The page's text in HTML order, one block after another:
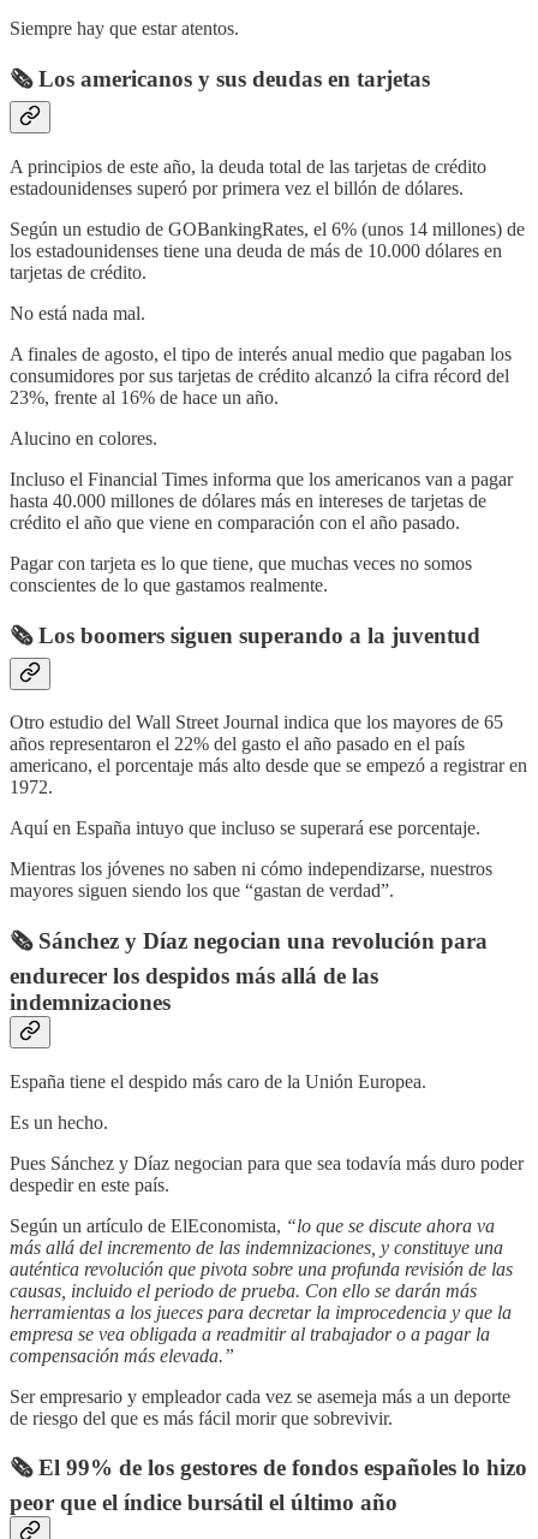
Siempre hay que estar atentos.
🗞️ Los americanos y sus deudas en tarjetas
A principios de este año, la deuda total de las tarjetas de crédito
estadounidenses superó por primera vez el billón de dólares.
Según un estudio de GOBankingRates, el 6% (unos 14 millones) de
los estadounidenses tiene una deuda de más de 10.000 dólares en
tarjetas de crédito.
No está nada mal.
A finales de agosto, el tipo de interés anual medio que pagaban los
consumidores por sus tarjetas de crédito alcanzó la cifra récord del
23%, frente al 16% de hace un año.
Alucino en colores.
Incluso el Financial Times informa que los americanos van a pagar
hasta 40.000 millones de dólares más en intereses de tarjetas de
crédito el año que viene en comparación con el año pasado.
Pagar con tarjeta es lo que tiene, que muchas veces no somos
conscientes de lo que gastamos realmente.
🗞️ Los boomers siguen superando a la juventud
Otro estudio del Wall Street Journal indica que los mayores de 65
años representaron el 22% del gasto el año pasado en el país
americano, el porcentaje más alto desde que se empezó a registrar en
1972.
Aquí en España intuyo que incluso se superará ese porcentaje.
Mientras los jóvenes no saben ni cómo independizarse, nuestros
mayores siguen siendo los que “gastan de verdad”.
🗞️ Sánchez y Díaz negocian una revolución para
endurecer los despidos más allá de las
indemnizaciones
España tiene el despido más caro de la Unión Europea.
Es un hecho.
Pues Sánchez y Díaz negocian para que sea todavía más duro poder
despedir en este país.
Según un artículo de ElEconomista, “lo que se discute ahora va
más allá del incremento de las indemnizaciones, y constituye una
auténtica revolución que pivota sobre una profunda revisión de las
causas, incluido el periodo de prueba. Con ello se darán más
herramientas a los jueces para decretar la improcedencia y que la
empresa se vea obligada a readmitir al trabajador o a pagar la
compensación más elevada.”
Ser empresario y empleador cada vez se asemeja más a un deporte
de riesgo del que es más fácil morir que sobrevivir.
🗞️ El 99% de los gestores de fondos españoles lo hizo
peor que el índice bursátil el último año